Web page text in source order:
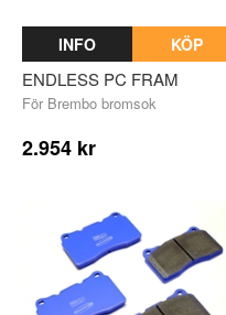
INFO KÖP
ENDLESS PC FRAM
För Brembo bromsok
2.954 kr